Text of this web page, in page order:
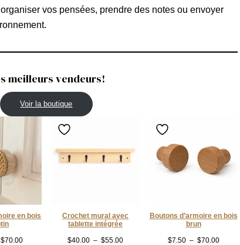
vos pensées, prendre des notes ou envoyer
meilleurs vendeurs!
Voir la boutique
en bois
$70.00Plage
Crochet mural avec
tablette intégrée
$40.00 – $55.00Plage
Boutons d’armoire en bois
brun
$7.50 – $70.00Plage